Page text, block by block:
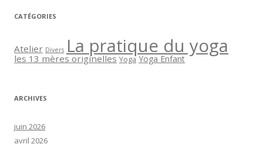
CATÉGORIES
Atelier Divers La pratique du yoga
les 13 mères originelles Yoga Yoga Enfant
ARCHIVES
juin 2026
avril 2026